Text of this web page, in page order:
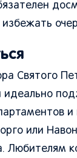
Святого
и
или
Любителям